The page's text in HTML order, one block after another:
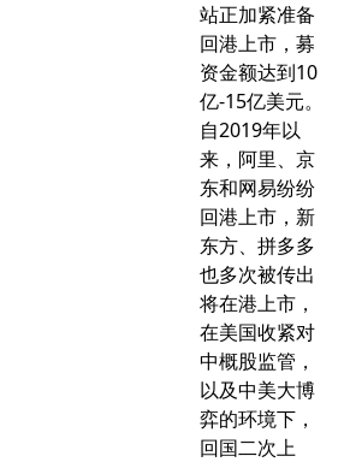
站正加紧准备
回港上市，募
资金额达到10
亿-15亿美元。
自2019年以
来，阿里、京
东和网易纷纷
回港上市，新
东方、拼多多
也多次被传出
将在港上市，
在美国收紧对
中概股监管，
以及中美大博
弈的环境下，
回国二次上